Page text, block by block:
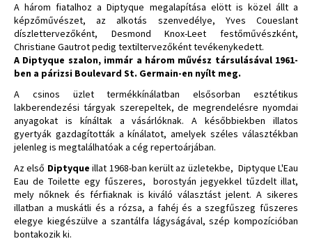
A három fiatalhoz a Diptyque megalapítása elött is közel állt a
képzőművészet, az alkotás szenvedélye, Yves Coueslant
díszlettervezőként, Desmond Knox-Leet festőművészként,
Christiane Gautrot pedig textiltervezőként tevékenykedett.
A Diptyque szalon, immár a három művész társulásával 1961-
ben a párizsi Boulevard St. Germain-en nyílt meg.
A csinos üzlet termékkínálatban elsősorban esztétikus
lakberendezési tárgyak szerepeltek, de megrendelésre nyomdai
anyagokat is kínáltak a vásárlóknak. A későbbiekben illatos
gyertyák gazdagították a kínálatot, amelyek széles választékban
jelenleg is megtalálhatóak a cég repertoárjában.
Az első Diptyqueillat 1968-ban került az üzletekbe, Diptyque L'Eau
Eau de Toilette egy fűszeres,
borostyán jegyekkel tűzdelt illat,
mely nőknek és férfiaknak is kiváló választást jelent. A sikeres
illatban a muskátli és a rózsa, a fahéj és a szegfűszeg fűszeres
elegye kiegészülve a szantálfa lágyságával, szép kompozícióban
bontakozik ki.